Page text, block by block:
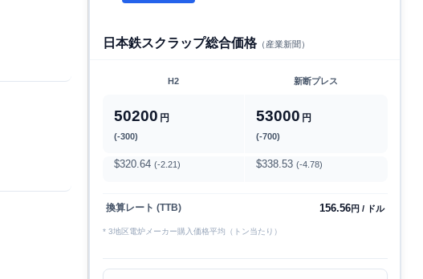
日本鉄スクラップ総合価格（産業新聞）
H2 新断プレス
50200 円
(-300)
53000 円
(-700)
$320.64 (-2.21) $338.53 (-4.78)
換算レート (TTB) 156.56円 / ドル
* 3地区電炉メーカー購入価格平均（トン当たり）